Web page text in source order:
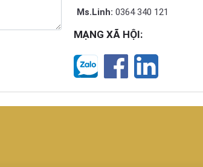
Ms.Linh: 0364 340 121
MẠNG XÃ HỘI: